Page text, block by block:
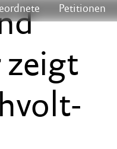
Petitionen
zeigt